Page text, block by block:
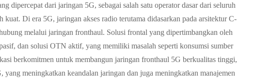
dipercepat dari jaringan 5G, sebagai salah satu operator dasar dari seluruh
Di era 5G, jaringan akses radio terutama didasarkan pada arsitektur C-
melalui jaringan fronthaul. Solusi frontal yang dipertimbangkan oleh
dan solusi OTN aktif, yang memiliki masalah seperti konsumsi sumber
berkomitmen untuk membangun jaringan fronthaul 5G berkualitas tinggi,
meningkatkan keandalan jaringan dan juga meningkatkan manajemen